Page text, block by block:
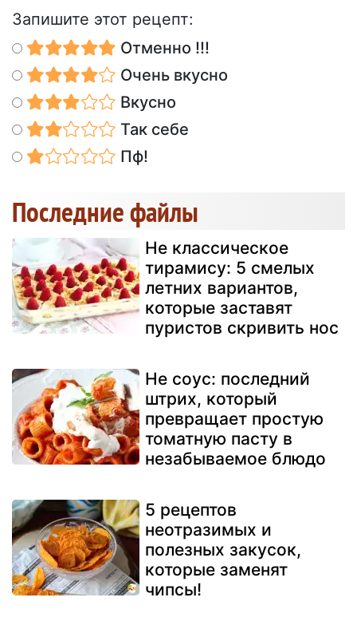
Запишите этот рецепт:
Отменно !!!
Очень вкусно
Вкусно
Так себе
Пф!
Последние файлы
Не классическое
тирамису: 5 смелых
летних вариантов,
которые заставят
пуристов скривить нос
Не соус: последний
штрих, который
превращает простую
томатную пасту в
незабываемое блюдо
5 рецептов
неотразимых и
полезных закусок,
которые заменят
чипсы!